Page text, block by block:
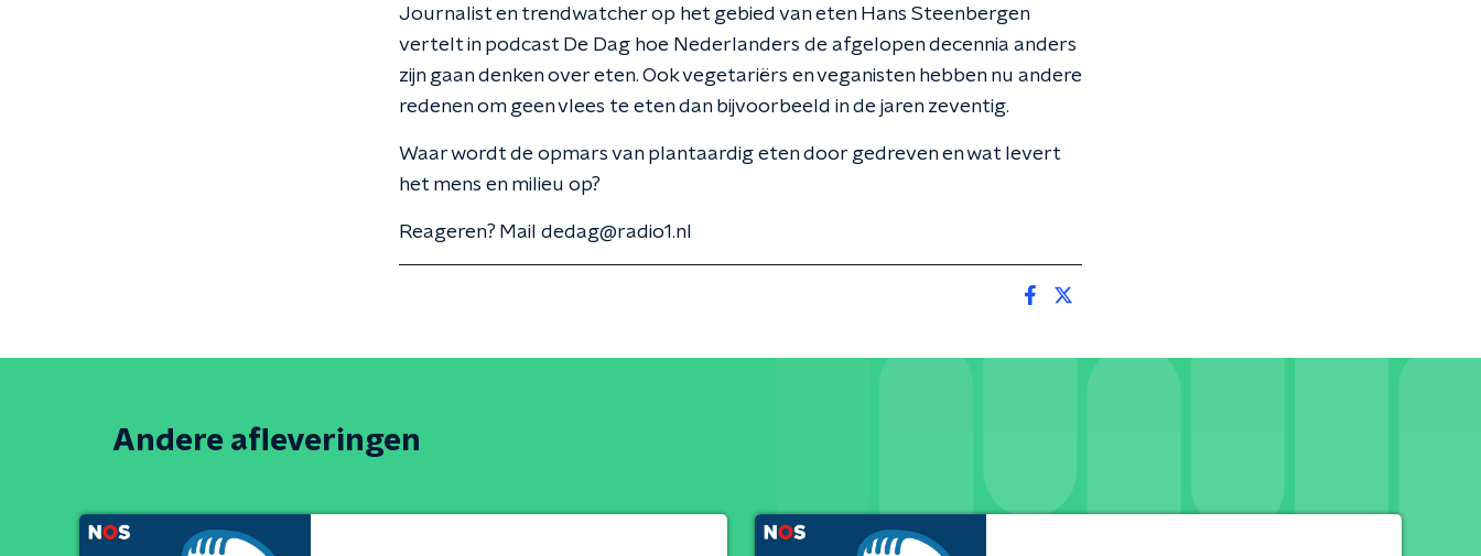
Journalist en trendwatcher op het gebied van eten Hans Steenbergen
vertelt in podcast De Dag hoe Nederlanders de afgelopen decennia anders
zijn gaan denken over eten. Ook vegetariërs en veganisten hebben nu andere
redenen om geen vlees te eten dan bijvoorbeeld in de jaren zeventig.
Waar wordt de opmars van plantaardig eten door gedreven en wat levert
het mens en milieu op?
Reageren? Mail dedag@radio1.nl
Andere afleveringen